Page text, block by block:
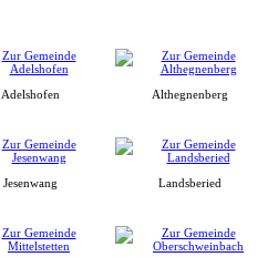
Adelshofen Althegnenberg
Jesenwang Landsberied